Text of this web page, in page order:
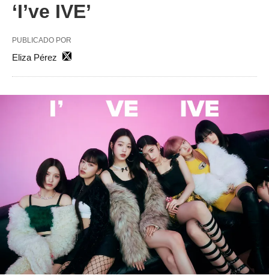
‘I’ve IVE’
PUBLICADO POR
Eliza Pérez